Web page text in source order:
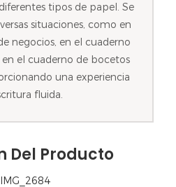
tipos de papel. Se
situaciones, como en
negocios, en el cuaderno
el cuaderno de bocetos
una experiencia
fluida.
Del Producto